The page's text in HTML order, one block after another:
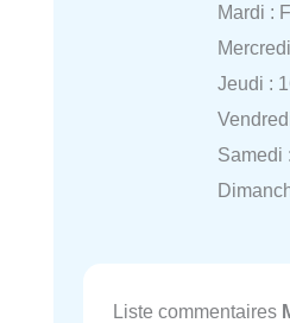
Mardi :
Jeudi :
Samedi
Liste commentaires